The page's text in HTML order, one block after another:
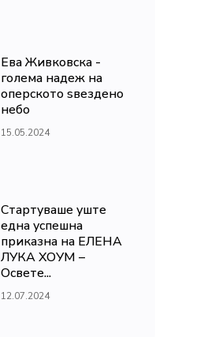
Ева Живковска -
голема надеж на
оперското ѕвездено
небо
15.05.2024
Стартуваше уште
една успешна
приказна на ЕЛЕНА
ЛУКА ХОУМ –
Освете...
12.07.2024